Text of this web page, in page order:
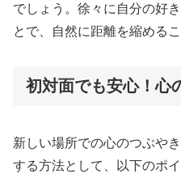
でしょう。徐々に自分の好
とで、自然に距離を縮める
初対面でも安心！心
新しい場所での心のつぶや
する方法として、以下のポ